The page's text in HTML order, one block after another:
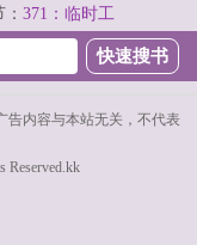
示，它...
371：临时工
告内容与本站无关，不代表
Reserved.kk